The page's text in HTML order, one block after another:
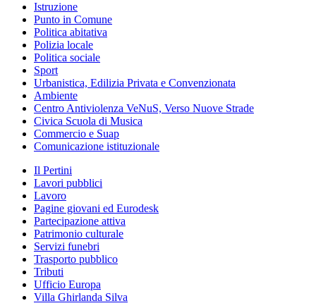
Istruzione
Punto in Comune
Politica abitativa
Polizia locale
Politica sociale
Sport
Urbanistica, Edilizia Privata e Convenzionata
Ambiente
Centro Antiviolenza VeNuS, Verso Nuove Strade
Civica Scuola di Musica
Commercio e Suap
Comunicazione istituzionale
Il Pertini
Lavori pubblici
Lavoro
Pagine giovani ed Eurodesk
Partecipazione attiva
Patrimonio culturale
Servizi funebri
Trasporto pubblico
Tributi
Ufficio Europa
Villa Ghirlanda Silva